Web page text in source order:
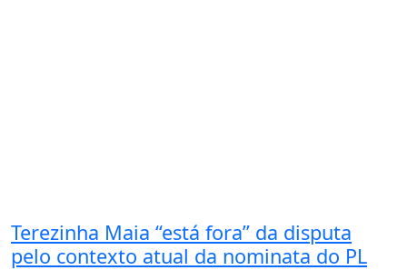
Terezinha Maia “está fora” da disputa
pelo contexto atual da nominata do PL